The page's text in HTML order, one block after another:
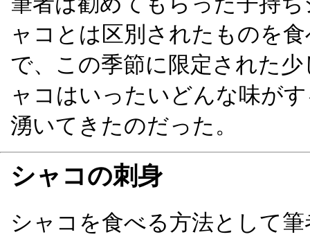
ャコとは区別されたものを
で、この季節に限定された
ャコはいったいどんな味が
湧いてきたのだった。
シャコの刺身
シャコを食べる方法として